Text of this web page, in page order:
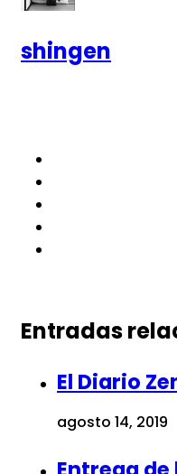
shingen
Entradas
El Diario
agosto 14, 2019